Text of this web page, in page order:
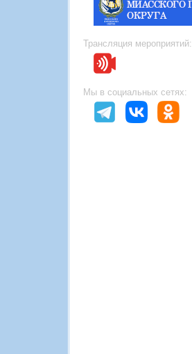
Трансляция мероприятий:
Мы в социальных сетях: